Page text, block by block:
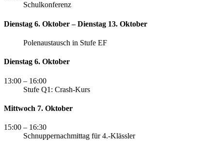
Schulkonferenz
Dienstag 6. Oktober – Dienstag 13. Oktober
Polenaustausch in Stufe EF
Dienstag 6. Oktober
13:00 – 16:00
Stufe Q1: Crash-Kurs
Mittwoch 7. Oktober
15:00 – 16:30
Schnuppernachmittag für 4.-Klässler